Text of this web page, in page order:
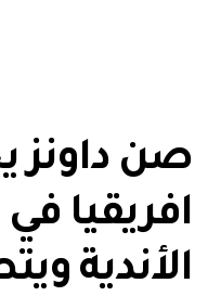
صن داونز
افريقيا
الأندية